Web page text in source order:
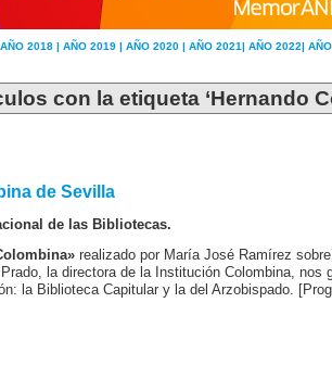
AÑO 2018 | AÑO 2019 | AÑO 2020 | AÑO 2021| AÑO 2022|
con la etiqueta ‘Hernando
de Sevilla
de las Bibliotecas.
realizado por María José Ramírez
la directora de la Institución Colombina, nos
la Biblioteca Capitular y la del Arzobispado.